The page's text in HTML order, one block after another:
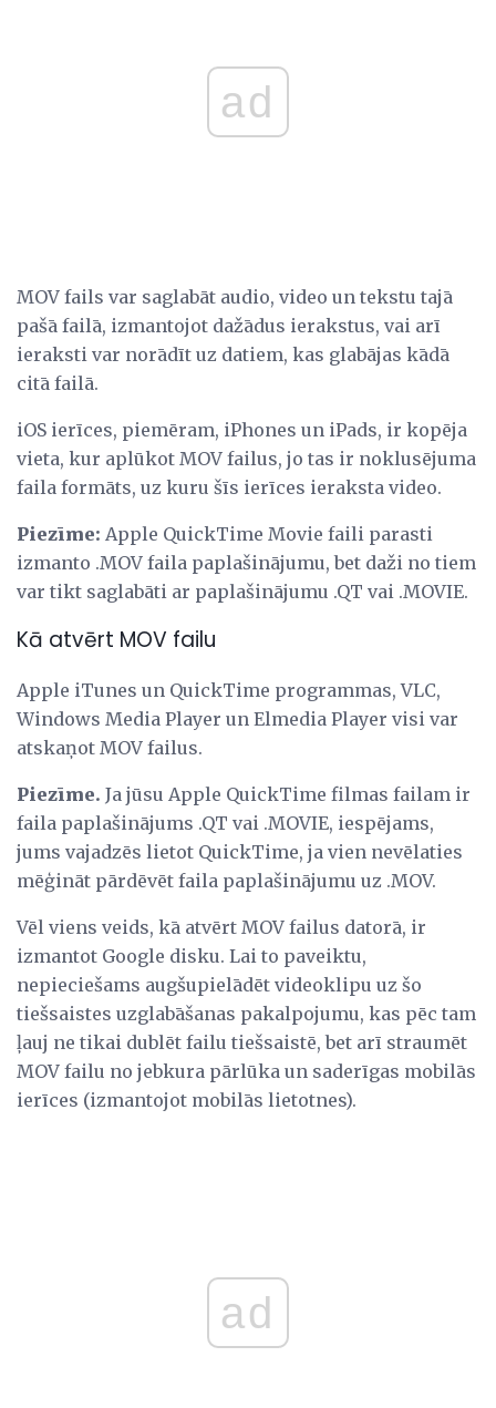
ad
MOV fails var saglabāt audio, video un tekstu tajā
pašā failā, izmantojot dažādus ierakstus, vai arī
ieraksti var norādīt uz datiem, kas glabājas kādā
citā failā.
iOS ierīces, piemēram, iPhones un iPads, ir kopēja
vieta, kur aplūkot MOV failus, jo tas ir noklusējuma
faila formāts, uz kuru šīs ierīces ieraksta video.
Piezīme: Apple QuickTime Movie faili parasti
izmanto .MOV faila paplašinājumu, bet daži no tiem
var tikt saglabāti ar paplašinājumu .QT vai .MOVIE.
Kā atvērt MOV failu
Apple iTunes un QuickTime programmas, VLC,
Windows Media Player un Elmedia Player visi var
atskaņot MOV failus.
Piezīme. Ja jūsu Apple QuickTime filmas failam ir
faila paplašinājums .QT vai .MOVIE, iespējams,
jums vajadzēs lietot QuickTime, ja vien nevēlaties
mēģināt pārdēvēt faila paplašinājumu uz .MOV.
Vēl viens veids, kā atvērt MOV failus datorā, ir
izmantot Google disku. Lai to paveiktu,
nepieciešams augšupielādēt videoklipu uz šo
tiešsaistes uzglabāšanas pakalpojumu, kas pēc tam
ļauj ne tikai dublēt failu tiešsaistē, bet arī straumēt
MOV failu no jebkura pārlūka un saderīgas mobilās
ierīces (izmantojot mobilās lietotnes).
ad